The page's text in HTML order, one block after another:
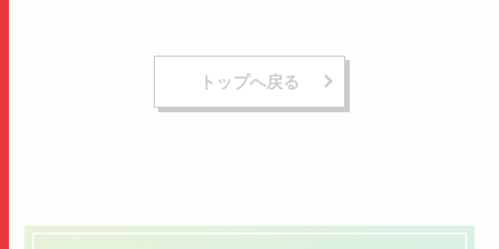
トップへ戻る